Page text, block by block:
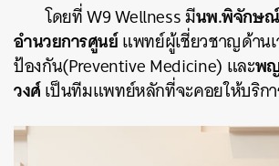
โดยที่ W9 Wellness มีนพ.พิจักษ
อำนวยการศูนย์แพทย์ผู้เชี่ยวชาญด้าน
ป้องกัน(Preventive Medicine) และพ
วงศ์เป็นทีมแพทย์หลักที่จะคอยให้บริก